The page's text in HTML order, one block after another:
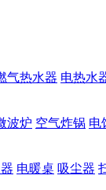
气热水器 电热水
波炉 空气炸锅 电
电暖桌 吸尘器